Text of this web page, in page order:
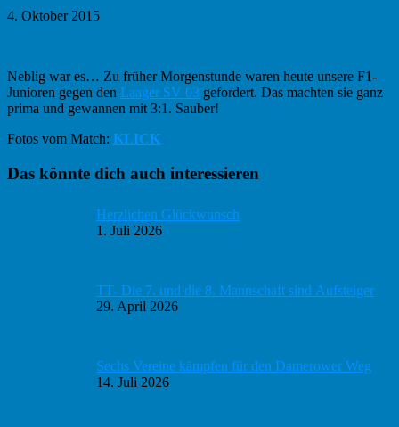
4. Oktober 2015
Neblig war es… Zu früher Morgenstunde waren heute unsere F1-
Junioren gegen den Laager SV 03 gefordert. Das machten sie ganz
prima und gewannen mit 3:1. Sauber!
Fotos vom Match: KLICK
Haupt-
Das könnte dich auch interessieren
Herzlichen Glückwunsch
1. Juli 2026
TT- Die 7. und die 8. Mannschaft sind Aufsteiger
29. April 2026
Sechs Vereine kämpfen für den Damerower Weg
14. Juli 2026